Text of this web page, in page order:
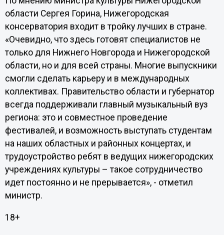
области Сергея Горина, Нижегородская
консерватория входит в тройку лучших в стране.
«Очевидно, что здесь готовят специалистов не
только для Нижнего Новгорода и Нижегородской
области, но и для всей страны. Многие выпускники
смогли сделать карьеру и в международных
коллективах. Правительство области и губернатор
всегда поддерживали главный музыкальный вуз
региона: это и совместное проведение
фестивалей, и возможность выступать студентам
на наших областных и районных концертах, и
трудоустройство ребят в ведущих нижегородских
учреждениях культуры – такое сотрудничество
идет постоянно и не прерывается», - отметил
министр.
18+